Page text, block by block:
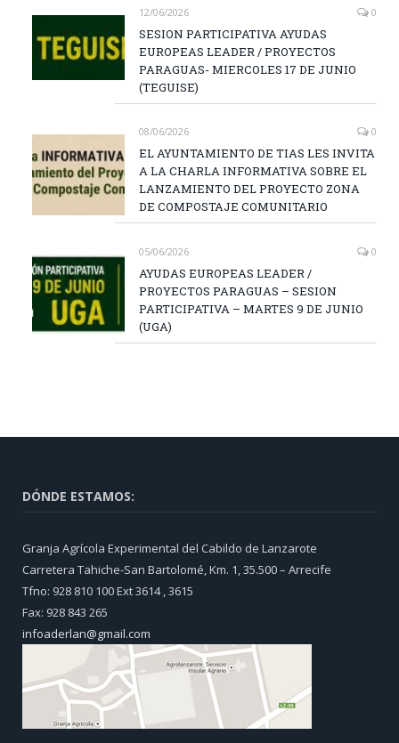
12/06/2026 0
SESION PARTICIPATIVA AYUDAS
EUROPEAS LEADER / PROYECTOS
PARAGUAS- MIERCOLES 17 DE JUNIO
(TEGUISE)
08/06/2026 0
EL AYUNTAMIENTO DE TIAS LES INVITA
A LA CHARLA INFORMATIVA SOBRE EL
LANZAMIENTO DEL PROYECTO ZONA
DE COMPOSTAJE COMUNITARIO
05/06/2026 0
AYUDAS EUROPEAS LEADER /
PROYECTOS PARAGUAS – SESION
PARTICIPATIVA – MARTES 9 DE JUNIO
(UGA)
DÓNDE ESTAMOS:
Granja Agrícola Experimental del Cabildo de Lanzarote
Carretera Tahiche-San Bartolomé, Km. 1, 35.500 – Arrecife
Tfno: 928 810 100 Ext 3614 , 3615
Fax: 928 843 265
infoaderlan@gmail.com